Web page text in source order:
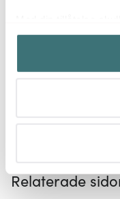
Samla in
kan ha en
Identifiera din
Ta reda på mer om
Du kan ändra eller
Vi använder cookies
Låt dig
Relaterade